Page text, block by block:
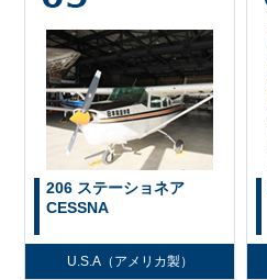
206 ステーショネア
CESSNA
U.S.A（アメリカ製）